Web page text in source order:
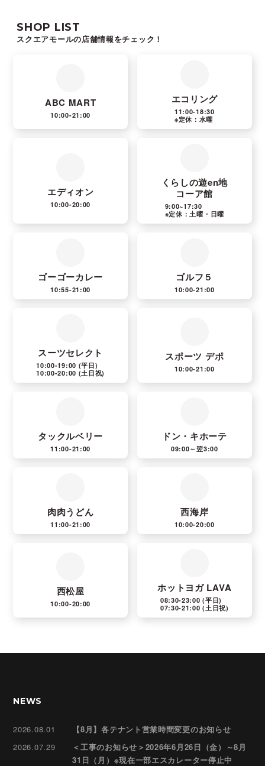
SHOP LIST
スクエアモールの店舗情報をチェック！
ABC MART
10:00-21:00
エコリング
11:00-18:30
※定休：水曜
エディオン
10:00-20:00
くらしの遊en地
コーア館
9:00~17:30
※定休：土曜・日曜
ゴーゴーカレー
10:55-21:00
ゴルフ５
10:00-21:00
スーツセレクト
10:00-19:00 (平日)
10:00-20:00 (土日祝)
スポーツ デポ
10:00-21:00
タックルベリー
11:00-21:00
ドン・キホーテ
09:00～翌3:00
肉肉うどん
11:00-21:00
西海岸
10:00-20:00
西松屋
10:00-20:00
ホットヨガ LAVA
08:30-23:00(平日)
07:30-21:00(土日祝)
NEWS
2026.08.01
【8月】各テナント営業時間変更のお知らせ
2026.07.29
＜工事のお知らせ＞2026年6月26日（金）～8月
31日（月）※現在一部エスカレーター停止中